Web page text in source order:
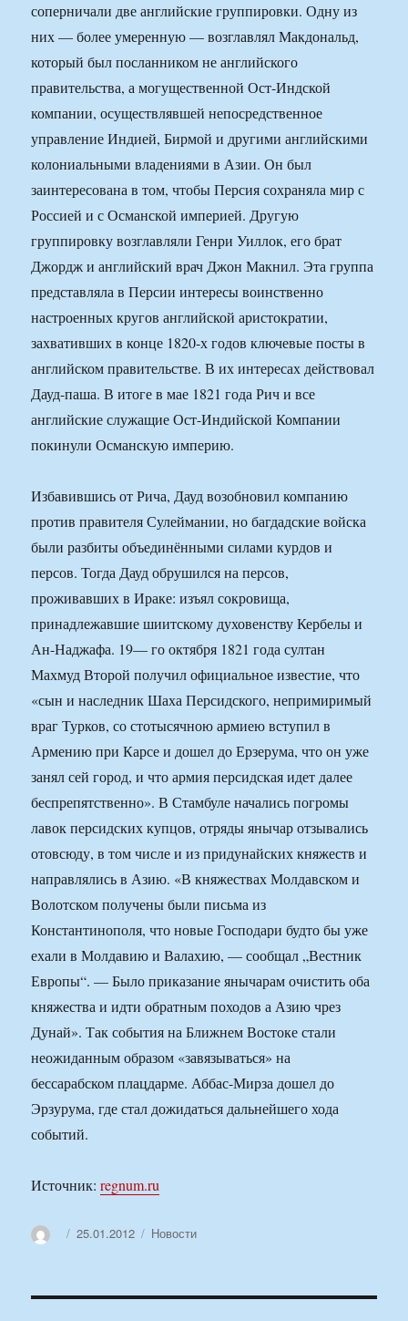
соперничали две английские группировки. Одну из
них — более умеренную — возглавлял Макдональд,
который был посланником не английского
правительства, а могущественной Ост-Индской
компании, осуществлявшей непосредственное
управление Индией, Бирмой и другими английскими
колониальными владениями в Азии. Он был
заинтересована в том, чтобы Персия сохраняла мир с
Россией и с Османской империей. Другую
группировку возглавляли Генри Уиллок, его брат
Джордж и английский врач Джон Макнил. Эта группа
представляла в Персии интересы воинственно
настроенных кругов английской аристократии,
захвативших в конце 1820-х годов ключевые посты в
английском правительстве. В их интересах действовал
Дауд-паша. В итоге в мае 1821 года Рич и все
английские служащие Ост-Индийской Компании
покинули Османскую империю.
Избавившись от Рича, Дауд возобновил компанию
против правителя Сулеймании, но багдадские войска
были разбиты объединёнными силами курдов и
персов. Тогда Дауд обрушился на персов,
проживавших в Ираке: изъял сокровища,
принадлежавшие шиитскому духовенству Кербелы и
Ан-Наджафа. 19— го октября 1821 года султан
Махмуд Второй получил официальное известие, что
«сын и наследник Шаха Персидского, непримиримый
враг Турков, со стотысячною армиею вступил в
Армению при Карсе и дошел до Ерзерума, что он уже
занял сей город, и что армия персидская идет далее
беспрепятственно». В Стамбуле начались погромы
лавок персидских купцов, отряды янычар отзывались
отовсюду, в том числе и из придунайских княжеств и
направлялись в Азию. «В княжествах Молдавском и
Волотском получены были письма из
Константинополя, что новые Господари будто бы уже
ехали в Молдавию и Валахию, — сообщал „Вестник
Европы“. — Было приказание янычарам очистить оба
княжества и идти обратным походов а Азию чрез
Дунай». Так события на Ближнем Востоке стали
неожиданным образом «завязываться» на
бессарабском плацдарме. Аббас-Мирза дошел до
Эрзурума, где стал дожидаться дальнейшего хода
событий.
Источник:regnum.ru
АвторОпубликовано
25.01.2012 Рубрики
Новости